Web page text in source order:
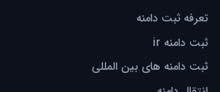
تعرفه ثبت دامنه
ثبت دامنه ir
ثبت دامنه های بین المللی